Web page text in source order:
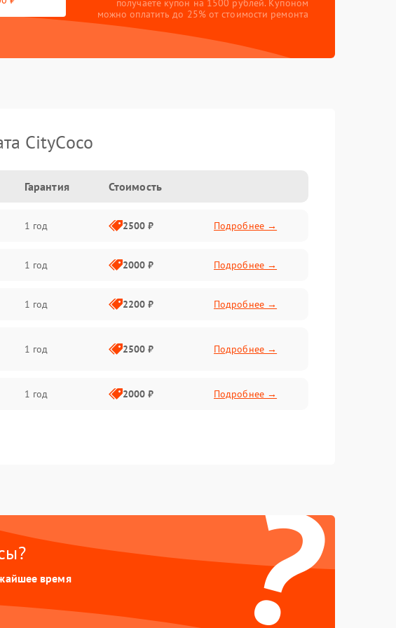
получаете купон на 1500 рублей. Купоном
можно оплатить до 25% от стоимости ремонта
CityCoco
Гарантия Стоимость
1 год 2500 ₽ Подробнее →
1 год 2000 ₽ Подробнее →
1 год 2200 ₽ Подробнее →
1 год 2500 ₽ Подробнее →
1 год 2000 ₽ Подробнее →
?
время